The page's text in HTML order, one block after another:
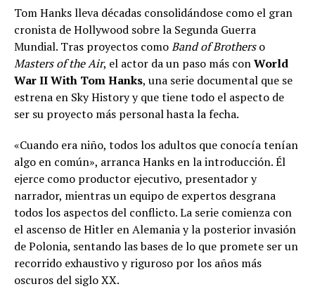
Tom Hanks lleva décadas consolidándose como el gran
cronista de Hollywood sobre la Segunda Guerra
Mundial. Tras proyectos comoBand of Brotherso
Masters of the Air, el actor da un paso más conWorld
War II With Tom Hanks, una serie documental que se
estrena en Sky History y que tiene todo el aspecto de
ser su proyecto más personal hasta la fecha.
«Cuando era niño, todos los adultos que conocía tenían
algo en común», arranca Hanks en la introducción. Él
ejerce como productor ejecutivo, presentador y
narrador, mientras un equipo de expertos desgrana
todos los aspectos del conflicto. La serie comienza con
el ascenso de Hitler en Alemania y la posterior invasión
de Polonia, sentando las bases de lo que promete ser un
recorrido exhaustivo y riguroso por los años más
oscuros del siglo XX.